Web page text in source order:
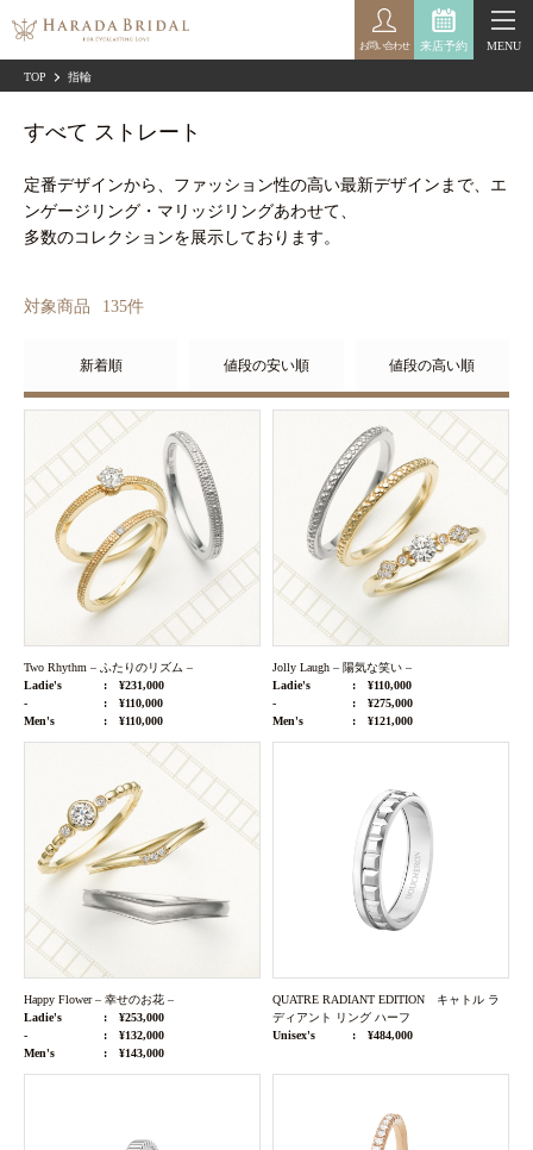
来店予約
お問い合わせ MENU
TOP 指輪
すべて ストレート
定番デザインから、ファッション性の高い最新デザインまで、エ
ンゲージリング・マリッジリングあわせて、
多数のコレクションを展示しております。
対象商品 135件
新着順 値段の安い順 値段の高い順
Two Rhythm – ふたりのリズム –
Ladie's
¥231,000
-
¥110,000
Men's
¥110,000
Jolly Laugh – 陽気な笑い –
Ladie's
¥110,000
-
¥275,000
Men's
¥121,000
Happy Flower – 幸せのお花 –
Ladie's
¥253,000
-
¥132,000
Men's
¥143,000
QUATRE RADIANT EDITION キャトル ラ
ディアント リング ハーフ
Unisex's
¥484,000